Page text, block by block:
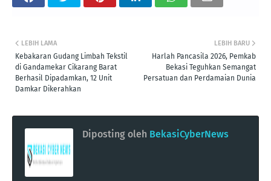
LEBIH BARU
Harlah Pancasila 2026, Pemkab
Bekasi Teguhkan Semangat
Persatuan dan Perdamaian Dunia
LEBIH LAMA
Kebakaran Gudang Limbah Tekstil
di Gandamekar Cikarang Barat
Berhasil Dipadamkan, 12 Unit
Damkar Dikerahkan
Diposting oleh BekasiCyberNews